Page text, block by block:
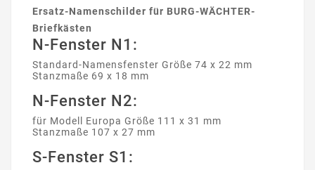
Ersatz-Namenschilder für BURG-WÄCHTER-
Briefkästen
N-Fenster N1:
Standard-Namensfenster Größe 74 x 22 mm
Stanzmaße 69 x 18 mm
N-Fenster N2:
für Modell Europa Größe 111 x 31 mm
Stanzmaße 107 x 27 mm
S-Fenster S1: